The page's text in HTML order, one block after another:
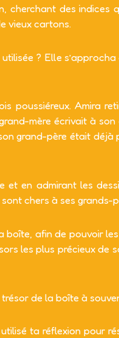
des indices
vieux cartons.
? Elle
poussiéreux. Amira
mère écrivait à
grand-père était déjà
en admirant les
chers à ses grands-
boîte, afin de pouvoir
les plus précieux de
de la boîte à
ta réflexion pour